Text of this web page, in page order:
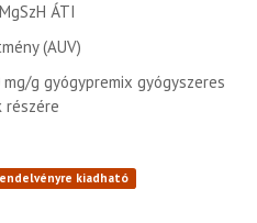
ÁTI
(AUV)
g gyógypremix gyógyszeres
részére
kiadható